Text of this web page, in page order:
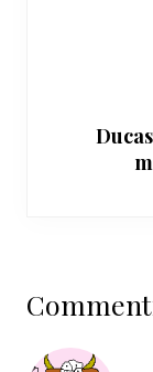
del
lettore